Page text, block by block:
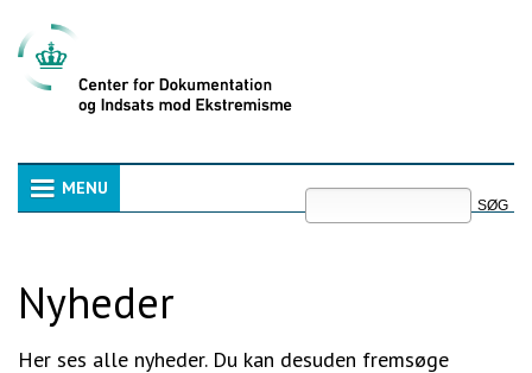
Videre
til
indhold
MENU
Navigation
Nyheder
Her ses alle nyheder. Du kan desuden fremsøge